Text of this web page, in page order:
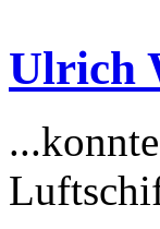
Ulrich